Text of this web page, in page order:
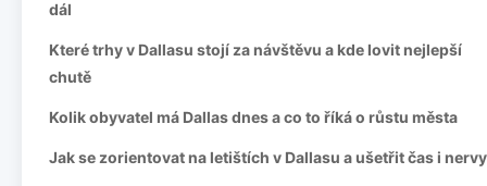
dál
Které trhy v Dallasu stojí za návštěvu a kde lovit nejlepší
chutě
Kolik obyvatel má Dallas dnes a co to říká o růstu města
Jak se zorientovat na letištích v Dallasu a ušetřit čas i nervy